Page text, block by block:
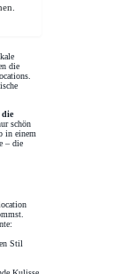
die
die
schön
in einem
– die
Stil